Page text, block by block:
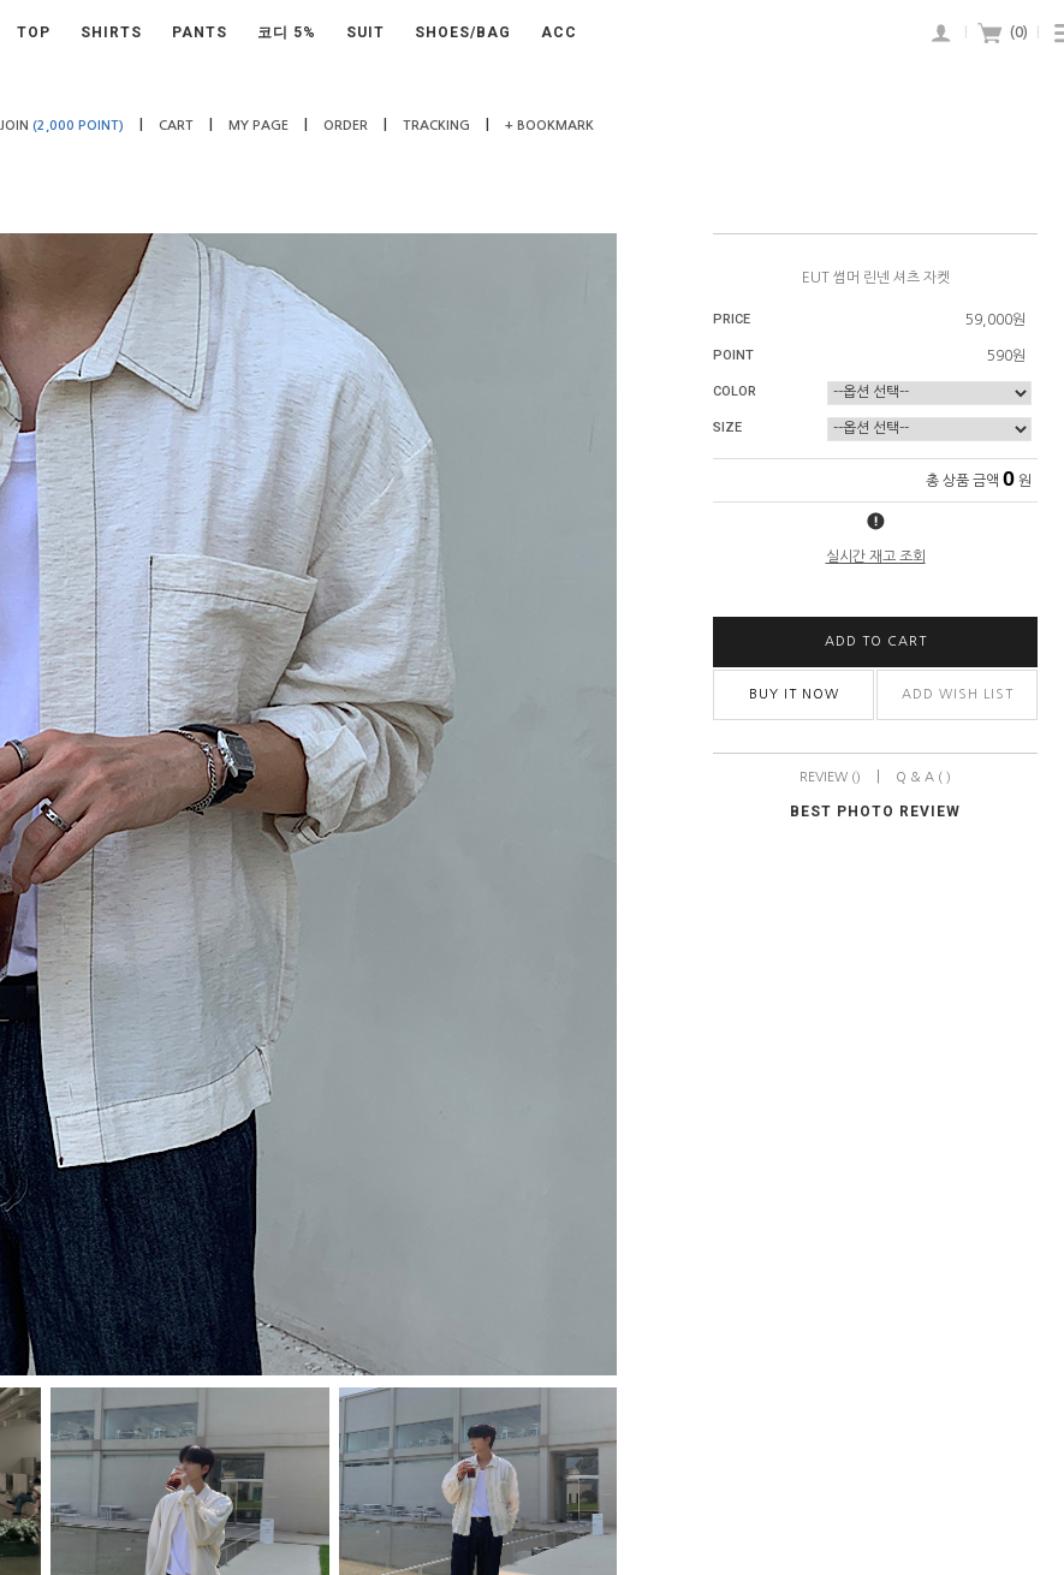
TOP SHIRTS PANTS 코디 5% SUIT SHOES/BAG ACC (0)
JOIN (2,000 POINT) CART MY PAGE ORDER TRACKING + BOOKMARK
EUT 썸머 린넨 셔츠 자켓
PRICE 59,000원
POINT 590원
COLOR
SIZE
총 상품 금액 0 원
실시간 재고 조회
ADD TO CART
BUY IT NOW ADD WISH LIST
REVIEW () Q & A ( )
BEST PHOTO REVIEW